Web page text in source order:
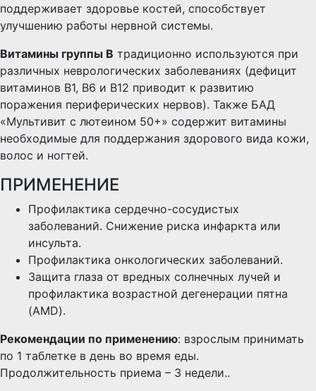
поддерживает здоровье костей, cпособствует
улучшению работы нервной системы.
Витамины группы В традиционно используются при
различных неврологических заболеваниях (дефицит
витаминов В1, В6 и В12 приводит к развитию
поражения периферических нервов). Также БАД
«Мультивит с лютеином 50+» содержит витамины
необходимые для поддержания здорового вида кожи,
волос и ногтей.
ПРИМЕНЕНИЕ
Профилактика сердечно-сосудистых
заболеваний. Снижение риска инфаркта или
инсульта.
Профилактика онкологических заболеваний.
Защита глаза от вредных солнечных лучей и
профилактика возрастной дегенерации пятна
(AMD).
Рекомендации по применению: взрослым принимать
по 1 таблетке в день во время еды.
Продолжительность приема – 3 недели..